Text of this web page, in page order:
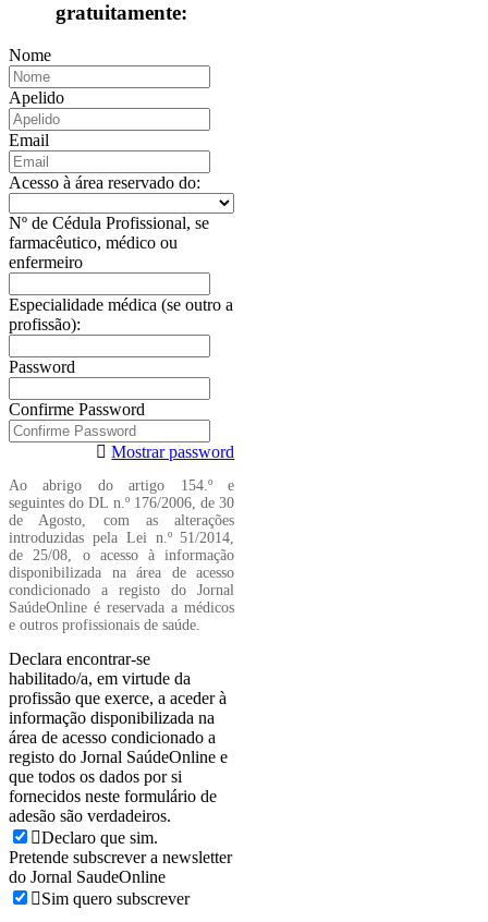
gratuitamente:
Nome
Apelido
Email
Acesso à área reservado do:
Nº de Cédula Profissional, se
farmacêutico, médico ou
enfermeiro
Especialidade médica (se outro a
profissão):
Password
Confirme Password
Mostrar password
Ao abrigo do artigo 154.º e
seguintes do DL n.º 176/2006, de 30
de Agosto, com as alterações
introduzidas pela Lei n.º 51/2014,
de 25/08, o acesso à informação
disponibilizada na área de acesso
condicionado a registo do Jornal
SaúdeOnline é reservada a médicos
e outros profissionais de saúde.
Declara encontrar-se
habilitado/a, em virtude da
profissão que exerce, a aceder à
informação disponibilizada na
área de acesso condicionado a
registo do Jornal SaúdeOnline e
que todos os dados por si
fornecidos neste formulário de
adesão são verdadeiros.
Declaro que sim.
Pretende subscrever a newsletter
do Jornal SaudeOnline
Sim quero subscrever